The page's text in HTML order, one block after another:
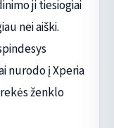
ji tiesiogiai
nei aiški.
nurodo į Xperia
ženklo